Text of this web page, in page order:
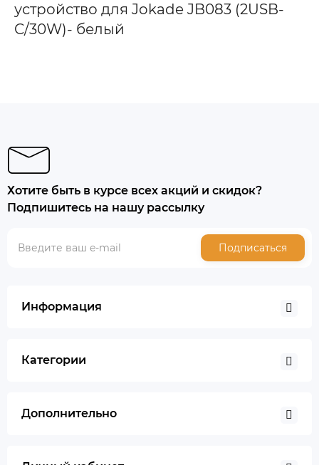
устройство для Jokade JB083 (2USB-
C/30W)- белый
Хотите быть в курсе всех акций и скидок?
Подпишитесь на нашу рассылку
Подписаться
Информация
Категории
Дополнительно